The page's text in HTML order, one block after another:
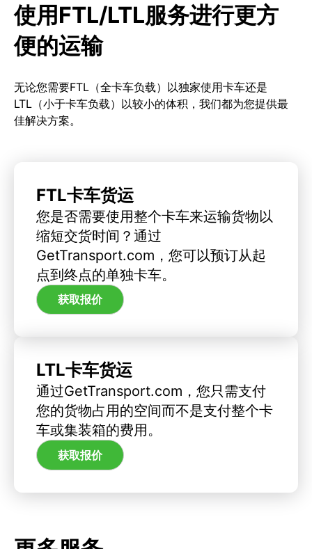
使用FTL/LTL服务进行更方
便的运输
无论您需要FTL（全卡车负载）以独家使用卡车还是
LTL（小于卡车负载）以较小的体积，我们都为您提供最
佳解决方案。
FTL卡车货运
您是否需要使用整个卡车来运输货物以
缩短交货时间？通过
GetTransport.com，您可以预订从起
点到终点的单独卡车。
获取报价
LTL卡车货运
通过GetTransport.com，您只需支付
您的货物占用的空间而不是支付整个卡
车或集装箱的费用。
获取报价